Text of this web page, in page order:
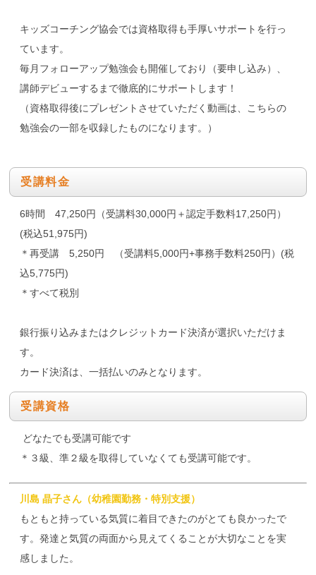
キッズコーチング協会では資格取得も手厚いサポートを行っ
ています。
毎月フォローアップ勉強会も開催しており（要申し込み）、
講師デビューするまで徹底的にサポートします！
（資格取得後にプレゼントさせていただく動画は、こちらの
勉強会の一部を収録したものになります。）
受講料金
6時間 47,250円（受講料30,000円＋認定手数料17,250円）
(税込51,975円)
＊再受講 5,250円 （受講料5,000円+事務手数料250円）(税
込5,775円)
＊すべて税別
銀行振り込みまたはクレジットカード決済が選択いただけま
す。
カード決済は、一括払いのみとなります。
受講資格
どなたでも受講可能です
＊３級、準２級を取得していなくても受講可能です。
川島 晶子さん（幼稚園勤務・特別支援）
もともと持っている気質に着目できたのがとても良かったで
す。発達と気質の両面から見えてくることが大切なことを実
感しました。